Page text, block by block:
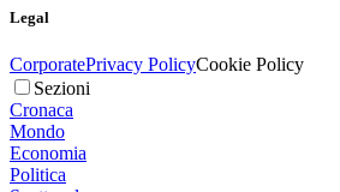
Legal
CorporatePrivacy PolicyCookie Policy
Sezioni
Cronaca
Mondo
Economia
Politica